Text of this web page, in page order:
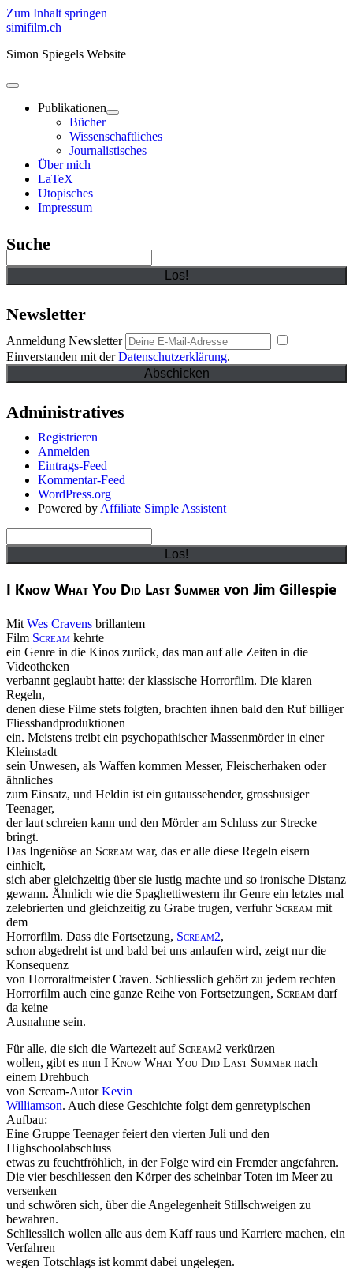
Zum Inhalt springen
simifilm.ch
Simon Spiegels Website
open
primary
menu Publikationen
open
child
menu
Bücher
Wissenschaftliches
Journalistisches
Über mich
LaTeX
Utopisches
Impressum
Sidebar
Suche
Newsletter
Anmeldung Newsletter
Einverstanden mit derDatenschutzerklärung.
Administratives
Registrieren
Anmelden
Eintrags-Feed
Kommentar-Feed
WordPress.org
Powered by Affiliate Simple Assistent
I Know What You Did Last Summervon Jim Gillespie
MitWes Cravens brillantem
Film Scream kehrte
ein Genre in die Kinos zurück, das man auf alle Zeiten in die
Videotheken
verbannt geglaubt hatte: der klassische Horrorfilm. Die klaren
Regeln,
denen diese Filme stets folgten, brachten ihnen bald den Ruf billiger
Fliessbandproduktionen
ein. Meistens treibt ein psychopathischer Massenmörder in einer
Kleinstadt
sein Unwesen, als Waffen kommen Messer, Fleischerhaken oder
ähnliches
zum Einsatz, und Heldin ist ein gutaussehender, grossbusiger
Teenager,
der laut schreien kann und den Mörder am Schluss zur Strecke
bringt.
Das Ingeniöse an Scream war, das er alle diese Regeln eisern
einhielt,
sich aber gleichzeitig über sie lustig machte und so ironische Distanz
gewann. Ähnlich wie die Spaghettiwestern ihr Genre ein letztes mal
zelebrierten und gleichzeitig zu Grabe trugen, verfuhr Scream mit
dem
Horrorfilm. Dass die Fortsetzung, Scream2,
schon abgedreht ist und bald bei uns anlaufen wird, zeigt nur die
Konsequenz
von Horroraltmeister Craven. Schliesslich gehört zu jedem rechten
Horrorfilm auch eine ganze Reihe von Fortsetzungen, Scream darf
da keine
Ausnahme sein.
Für alle, die sich die Wartezeit auf Scream2 verkürzen
wollen, gibt es nun I Know What You Did Last Summernach
einem Drehbuch
von Scream-AutorKevin
Williamson. Auch diese Geschichte folgt dem genretypischen
Aufbau:
Eine Gruppe Teenager feiert den vierten Juli und den
Highschoolabschluss
etwas zu feuchtfröhlich, in der Folge wird ein Fremder angefahren.
Die vier beschliessen den Körper des scheinbar Toten im Meer zu
versenken
und schwören sich, über die Angelegenheit Stillschweigen zu
bewahren.
Schliesslich wollen alle aus dem Kaff raus und Karriere machen, ein
Verfahren
wegen Totschlags ist kommt dabei ungelegen.